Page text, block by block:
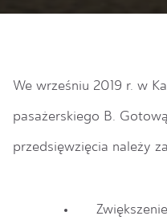
We wrześniu 2019 r. w
pasażerskiego B.
przedsięwzięcia należy